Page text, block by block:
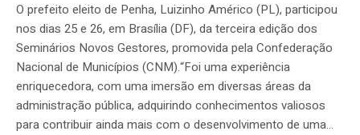
O prefeito eleito de Penha, Luizinho Américo (PL), participou
nos dias 25 e 26, em Brasília (DF), da terceira edição dos
Seminários Novos Gestores, promovida pela Confederação
Nacional de Municípios (CNM).“Foi uma experiência
enriquecedora, com uma imersão em diversas áreas da
administração pública, adquirindo conhecimentos valiosos
para contribuir ainda mais com o desenvolvimento de uma...